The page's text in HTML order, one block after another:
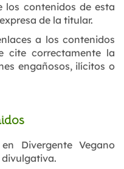
contenidos de esta
de la titular.
a los contenidos
cite correctamente la
engañosos, ilícitos o
Divergente Vegano